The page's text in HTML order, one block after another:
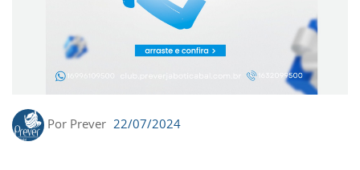
Por Prever 22/07/2024